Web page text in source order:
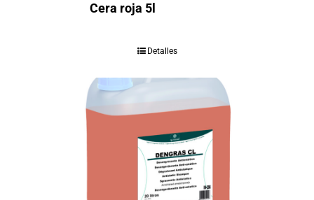
Cera roja 5l
Detalles